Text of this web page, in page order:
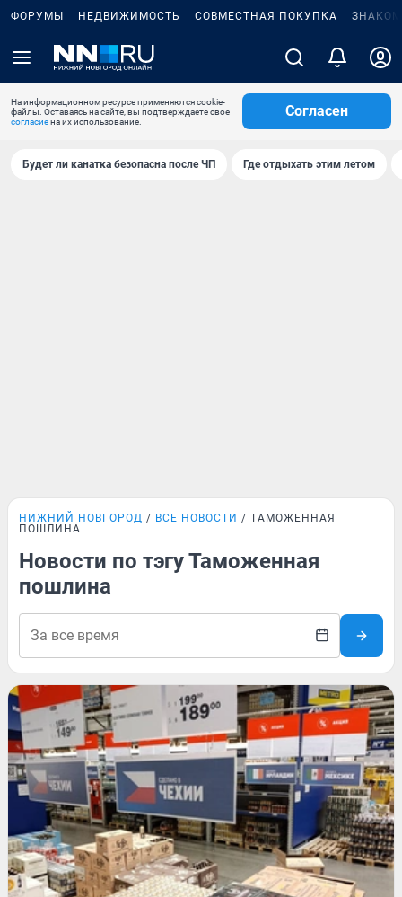
ФОРУМЫ НЕДВИЖИМОСТЬ СОВМЕСТНАЯ ПОКУПКА
На информационном ресурсе применяются cookie-
файлы. Оставаясь на сайте, вы подтверждаете свое
согласиена их использование.
Согласен
Будет ли канатка безопасна после ЧП Где отдыхать этим летом
НИЖНИЙ НОВГОРОД ВСЕ НОВОСТИ
ТАМОЖЕННАЯ
ПОШЛИНА
Новости по тэгу Таможенная
пошлина